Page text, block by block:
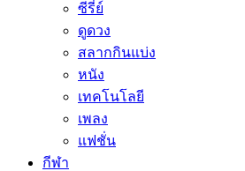
ซีรี่ย์
ดูดวง
สลากกินแบ่ง
หนัง
เทคโนโลยี
เพลง
แฟชั่น
กีฬา